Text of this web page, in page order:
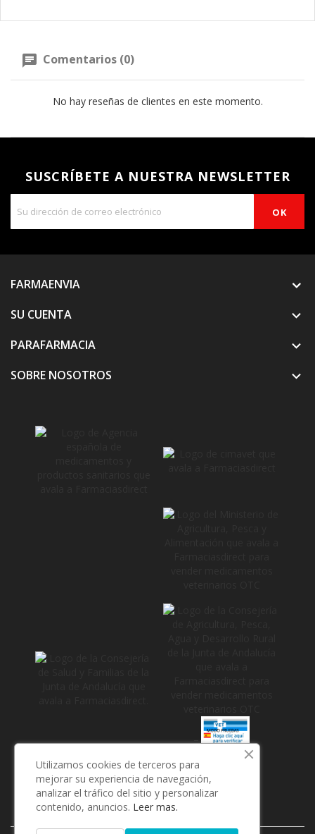
Comentarios (0)
No hay reseñas de clientes en este momento.
SUSCRÍBETE A NUESTRA NEWSLETTER
FARMAENVIA
SU CUENTA

PARAFARMACIA 
SOBRE NOSOTROS 
Utilizamos cookies de terceros para
mejorar su experiencia de navegación,
analizar el tráfico del sitio y personalizar
contenido, anuncios. Leer mas.